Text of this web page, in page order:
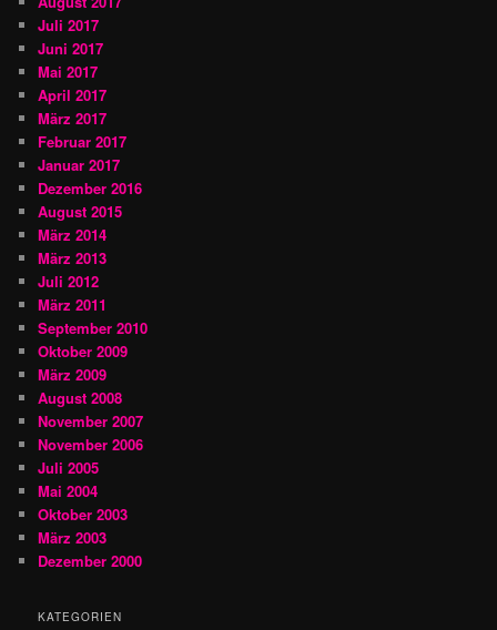
Juli 2017
Juni 2017
Mai 2017
April 2017
März 2017
Februar 2017
Januar 2017
Dezember 2016
August 2015
März 2014
März 2013
Juli 2012
März 2011
September 2010
Oktober 2009
März 2009
August 2008
November 2007
November 2006
Juli 2005
Mai 2004
Oktober 2003
März 2003
Dezember 2000
KATEGORIEN